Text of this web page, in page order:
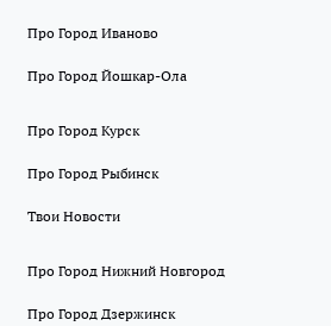
Про Город Иваново
Про Город Йошкар-Ола
Про Город Курск
Про Город Рыбинск
Твои Новости
Про Город Нижний Новгород
Про Город Дзержинск